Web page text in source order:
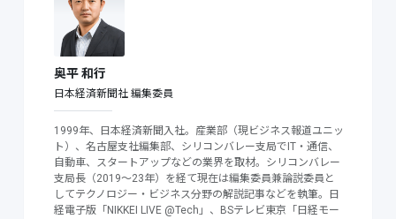
奥平 和行
日本経済新聞社 編集委員
1999年、日本経済新聞入社。産業部（現ビジネス報道ユニッ
ト）、名古屋支社編集部、シリコンバレー支局でIT・通信、
自動車、スタートアップなどの業界を取材。シリコンバレー
支局長（2019～23年）を経て現在は編集委員兼論説委員と
してテクノロジー・ビジネス分野の解説記事などを執筆。日
経電子版「NIKKEI LIVE @Tech」、BSテレビ東京「日経モー